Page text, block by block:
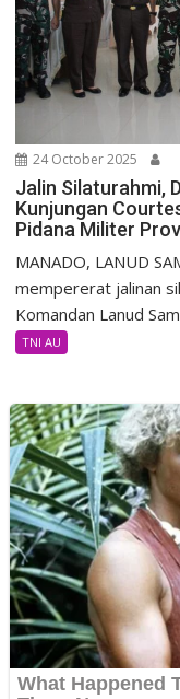
24 October 2025
Jalin Silaturahmi,
Kunjungan
Pidana Militer
MANADO, LANUD
mempererat jalinan
Komandan Lanud
TNI AU